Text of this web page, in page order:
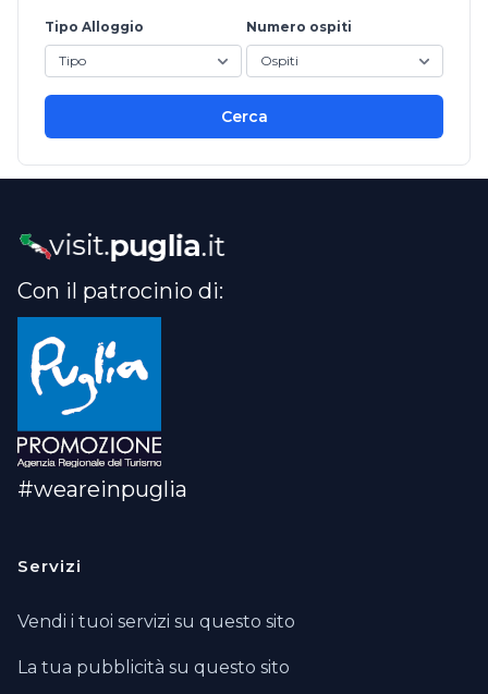
Tipo Alloggio Numero ospiti
Cerca
Con il patrocinio di:
#weareinpuglia
Servizi
Vendi i tuoi servizi su questo sito
La tua pubblicità su questo sito